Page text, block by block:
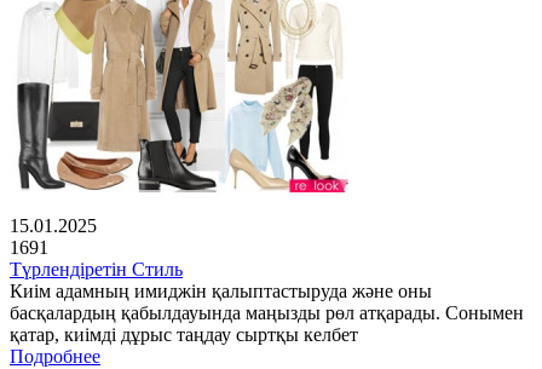
15.01.2025
1691
Түрлендіретін Стиль
Киім адамның имиджін қалыптастыруда және оны
басқалардың қабылдауында маңызды рөл атқарады. Сонымен
қатар, киімді дұрыс таңдау сыртқы келбет
Подробнее